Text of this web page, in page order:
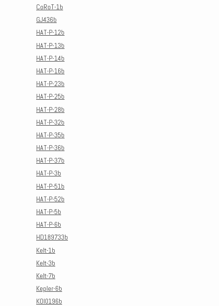
CoRoT-1b
GJ436b
HAT-P-12b
HAT-P-13b
HAT-P-14b
HAT-P-16b
HAT-P-23b
HAT-P-25b
HAT-P-28b
HAT-P-32b
HAT-P-35b
HAT-P-36b
HAT-P-37b
HAT-P-3b
HAT-P-51b
HAT-P-52b
HAT-P-5b
HAT-P-6b
HD189733b
Kelt-1b
Kelt-3b
Kelt-7b
Kepler-6b
KOI0196b